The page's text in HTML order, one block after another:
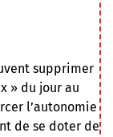
supprimer
» du jour au
l’autonomie
de se doter de